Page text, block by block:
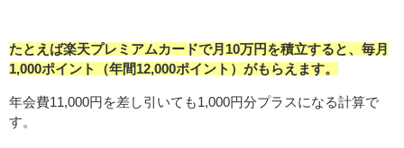
たとえば楽天プレミアムカードで月10万円を積立すると、毎月
1,000ポイント（年間12,000ポイント）がもらえます。
年会費11,000円を差し引いても1,000円分プラスになる計算で
す。